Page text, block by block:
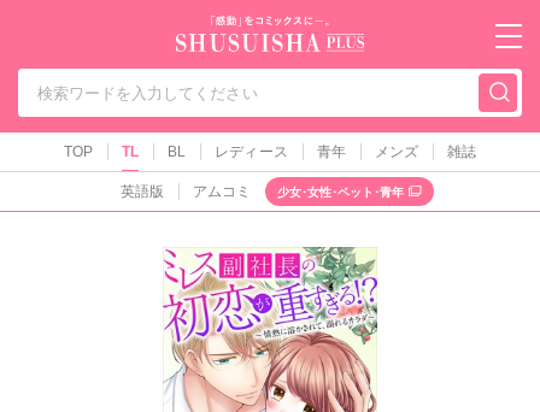
秋水社PLUS（テ
TOP TL BL レディース 青年 メンズ 雑誌
英語版 アムコミ 少女･女性･ペット･青年